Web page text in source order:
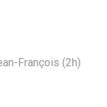
François (2h)